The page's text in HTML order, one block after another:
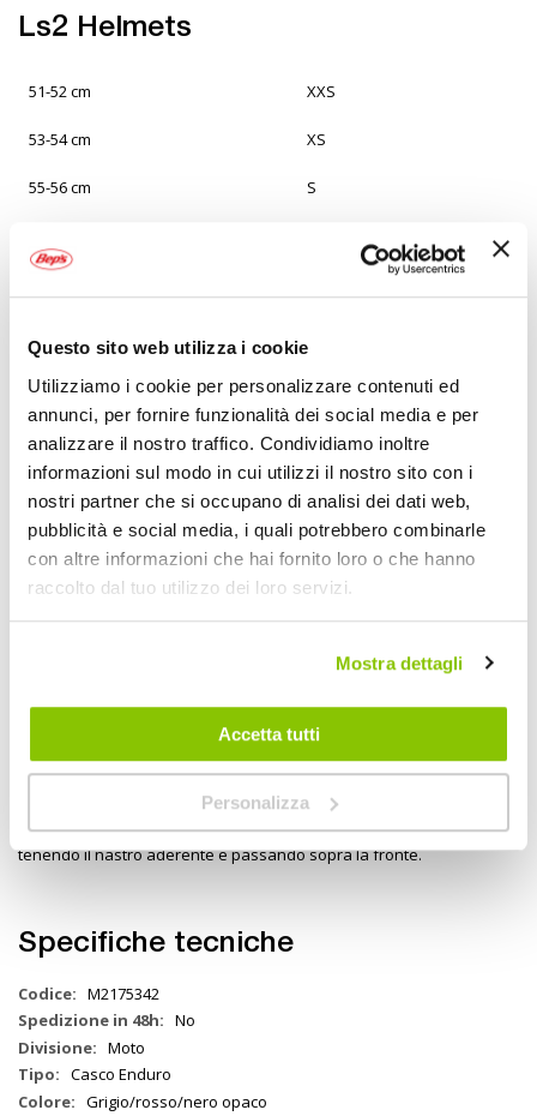
Questo sito web utilizza i cookie
Utilizziamo i cookie per personalizzare contenuti ed
annunci, per fornire funzionalità dei social media e per
analizzare il nostro traffico. Condividiamo inoltre
informazioni sul modo in cui utilizzi il nostro sito con i
nostri partner che si occupano di analisi dei dati web,
pubblicità e social media, i quali potrebbero combinarle
con altre informazioni che hai fornito loro o che hanno
raccolto dal tuo utilizzo dei loro servizi.
Mostra dettagli
Accetta tutti
Personalizza
Ls2 Helmets
51-52 cm XXS
53-54 cm XS
55-56 cm S
63-64 cm XXL
65-66 cm XXXL
67-68 cm XXXXL
Le informazioni sulle dimensioni sono fornite dal produttore e
Come misurare
CIRCONFERENZA: Avvolgi un nastro di misurazione attorno alla testa,
tenendo il nastro aderente e passando sopra la fronte.
Specifiche tecniche
Maggiori
Informazioni
M2175342
No
Moto
Casco Enduro
Grigio/rosso/nero opaco